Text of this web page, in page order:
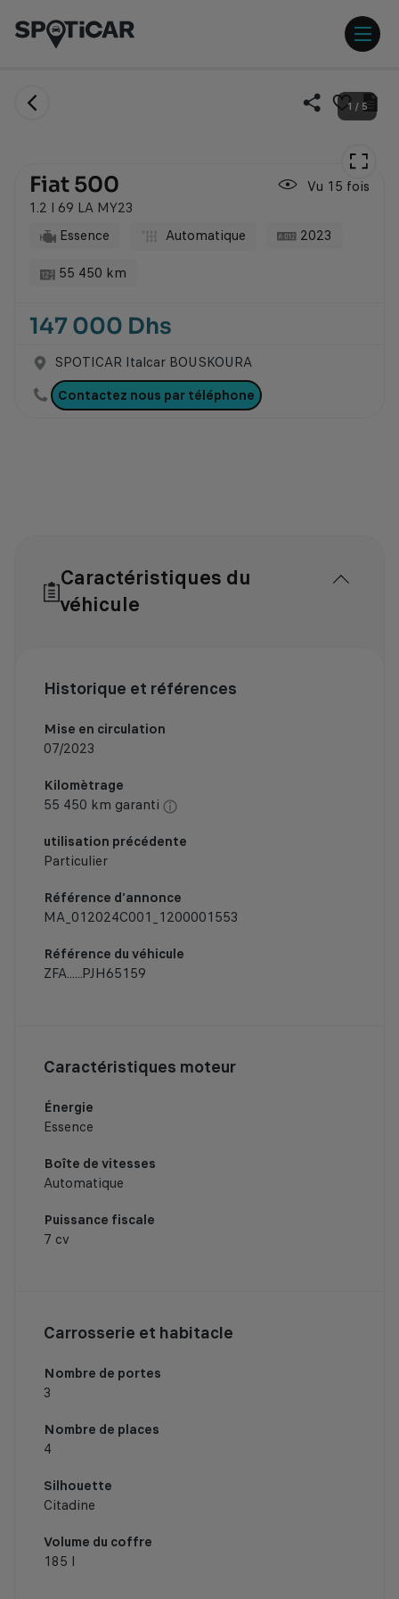
contenu
pied
le
Envoi
lien
Ajouter
véhicule
ma
1 / 5
Vu 15 fois
Fiat 500
1.2 l 69 LA MY23
Essence
Automatique
2023
55 450 km
147 000 Dhs
SPOTICAR Italcar BOUSKOURA
Contactez nous par téléphone
Caractéristiques du
véhicule
Historique et références
Mise en circulation
07/2023
Kilomètrage
55 450 km garanti
utilisation précédente
Particulier
Référence d'annonce
MA_012024C001_1200001553
Référence du véhicule
ZFA......PJH65159
Caractéristiques moteur
Énergie
Essence
Boîte de vitesses
Automatique
Puissance fiscale
7 cv
Carrosserie et habitacle
Nombre de portes
3
Nombre de places
4
Silhouette
Citadine
Volume du coffre
185 l